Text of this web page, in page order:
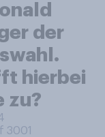
der
hierbei
zu?
3001